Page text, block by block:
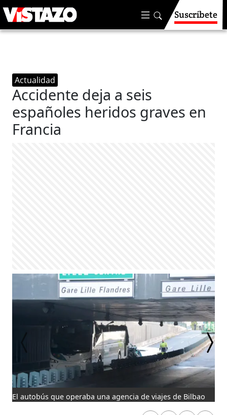
Suscríbete
Actualidad
Accidente deja a seis
españoles heridos graves en
Francia
El autobús que operaba una agencia de viajes de Bilbao